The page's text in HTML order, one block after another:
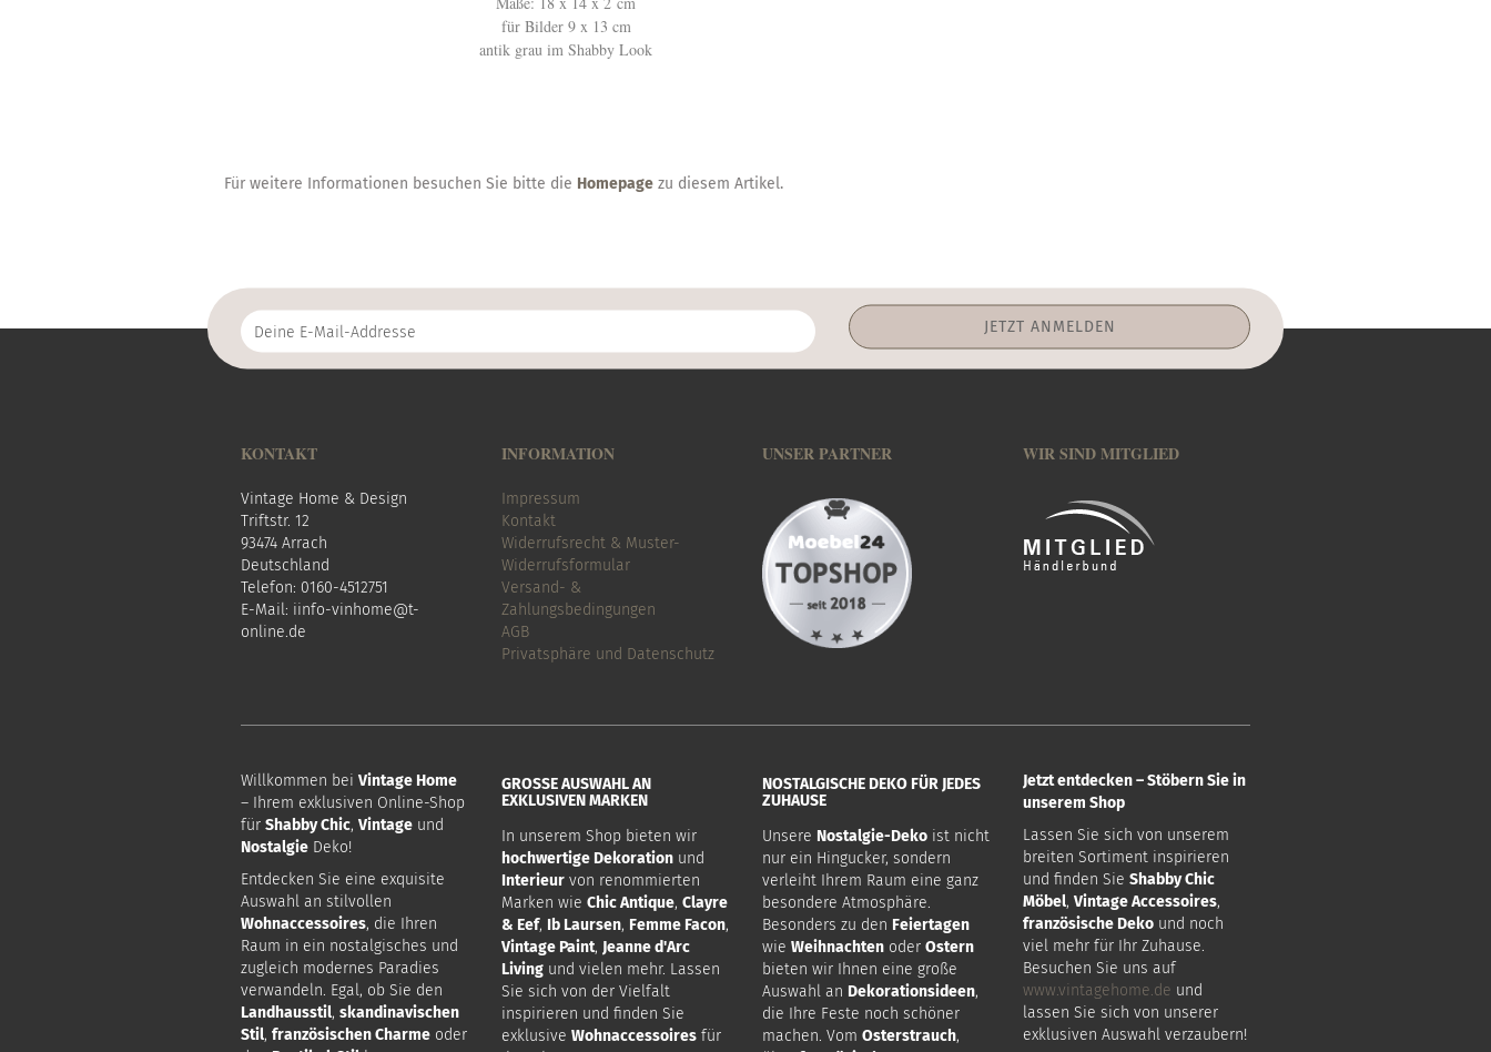
für Bilder 9 x 13 cm
antik grau im Shabby Look
Für weitere Informationen besuchen Sie bitte die Homepage zu diesem Artikel.
Deine
E-
KONTAKT
Vintage Home & Design
Triftstr. 12
93474 Arrach
Deutschland
Telefon: 0160-4512751
E-Mail: iinfo-vinhome@t-
online.de
INFORMATION
Impressum
Kontakt
Widerrufsrecht & Muster-
Widerrufsformular
Versand- &
Zahlungsbedingungen
AGB
Privatsphäre und Datenschutz
UNSER PARTNER WIR SIND MITGLIED
Willkommen bei Vintage Home
– Ihrem exklusiven Online-Shop
für Shabby Chic, Vintage und
Nostalgie Deko!
Entdecken Sie eine exquisite
Auswahl an stilvollen
Wohnaccessoires, die Ihren
Raum in ein nostalgisches und
zugleich modernes Paradies
verwandeln. Egal, ob Sie den
Landhausstil, skandinavischen
Stil, französischen Charme oder
GROSSE AUSWAHL AN E
XKLUSIVEN MARKEN
In unserem Shop bieten wir
hochwertige Dekoration und
Interieur von renommierten
Marken wie Chic Antique, Clayre
& Eef, Ib Laursen, Femme Facon,
Vintage Paint, Jeanne d'Arc
Living und vielen mehr. Lassen
Sie sich von der Vielfalt
inspirieren und finden Sie
exklusive Wohnaccessoires für
NOSTALGISCHE DEKO FÜR JEDES
ZUHAUSE
Unsere Nostalgie-Deko ist nicht
nur ein Hingucker, sondern
verleiht Ihrem Raum eine ganz
besondere Atmosphäre.
Besonders zu den Feiertagen
wie Weihnachten oder Ostern
bieten wir Ihnen eine große
Auswahl an Dekorationsideen,
die Ihre Feste noch schöner
machen. Vom Osterstrauch,
Jetzt entdecken – Stöbern Sie in
unserem Shop
Lassen Sie sich von unserem
breiten Sortiment inspirieren
und finden Sie Shabby Chic
Möbel, Vintage Accessoires,
französische Deko und noch
viel mehr für Ihr Zuhause.
Besuchen Sie uns auf
www.vintagehome.de und
lassen Sie sich von unserer
exklusiven Auswahl verzaubern!